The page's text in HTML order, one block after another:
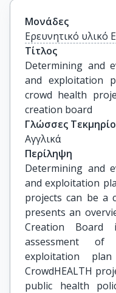
Μονάδες
Ερευνητικό υλικό
Τίτλος
Determining and
and exploitation
crowd health
creation board
Γλώσσες
Αγγλικά
Περίληψη
Determining and
and exploitation
projects can be a
presents an
Creation Board
assessment
exploitation
CrowdHEALTH
public health